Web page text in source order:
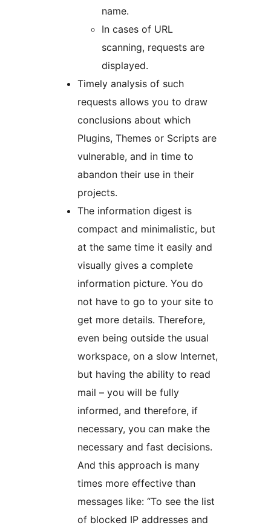
name.
In cases of URL
scanning, requests are
displayed.
Timely analysis of such
requests allows you to draw
conclusions about which
Plugins, Themes or Scripts are
vulnerable, and in time to
abandon their use in their
projects.
The information digest is
compact and minimalistic, but
at the same time it easily and
visually gives a complete
information picture. You do
not have to go to your site to
get more details. Therefore,
even being outside the usual
workspace, on a slow Internet,
but having the ability to read
mail – you will be fully
informed, and therefore, if
necessary, you can make the
necessary and fast decisions.
And this approach is many
times more effective than
messages like: “To see the list
of blocked IP addresses and